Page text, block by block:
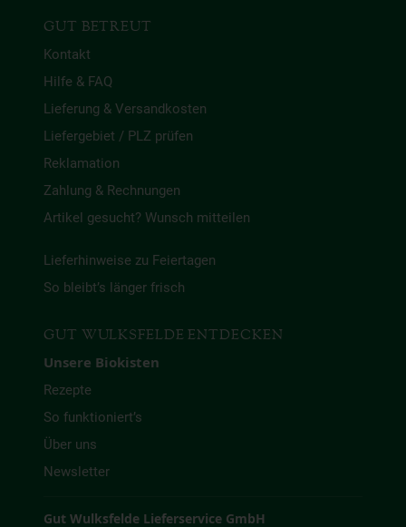
GUT BETREUT
Kontakt
Hilfe & FAQ
Lieferung & Versandkosten
Liefergebiet / PLZ prüfen
Reklamation
Zahlung & Rechnungen
Artikel gesucht? Wunsch mitteilen
Lieferhinweise zu Feiertagen
So bleibt’s länger frisch
GUT WULKSFELDE ENTDECKEN
Unsere Biokisten
Rezepte
So funktioniert’s
Über uns
Newsletter
Gut Wulksfelde Lieferservice GmbH